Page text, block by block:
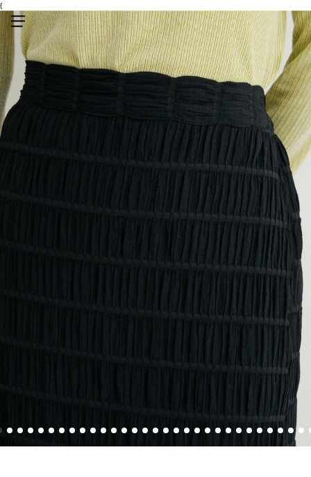
{
1 2 3 4 5 6 7 8 9 10 11 12 13 14 15 16 17 18 19 20 21 22 23 24 25 26 27 28 29